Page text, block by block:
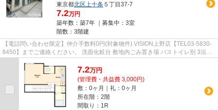
東京都北区上十条 ５丁目37-7
7.2万円
築年数：築7年 ｜募集中： 3室
階数：3階建
【電話問い合わせ限定】仲介手数料0円(対象物件) VISION上野店【TEL03-5830-
8450】までご連絡ください。 洗面化粧台 敷地内ごみ置き場 バストイレ別 3沿線
以上利用可 エアコン
7.2万円
(管理費・共益費 3,000円)
敷：0ヶ月｜礼：0ヶ月
所在階：2階
間取り：1R